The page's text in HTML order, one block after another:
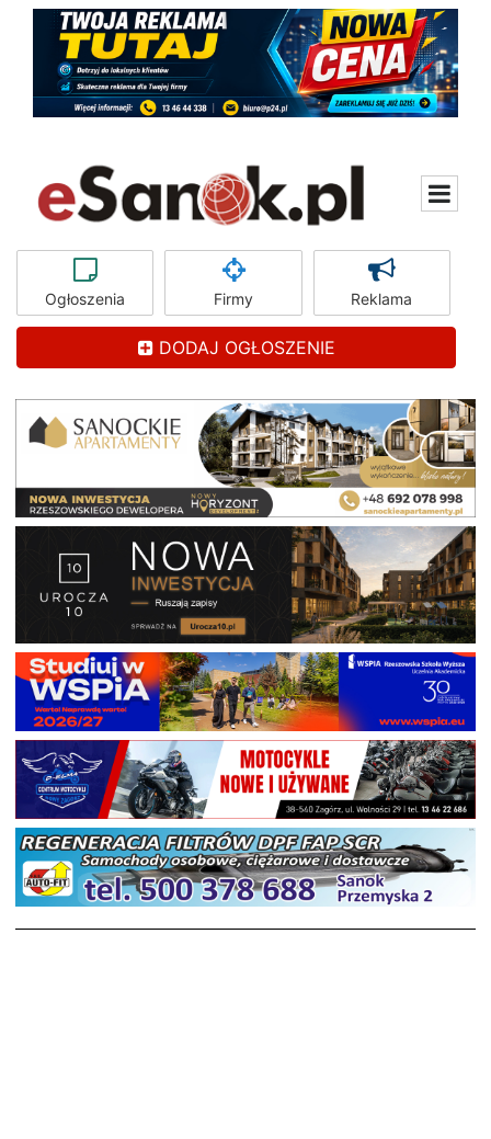
Ogłoszenia Firmy Reklama
DODAJ OGŁOSZENIE